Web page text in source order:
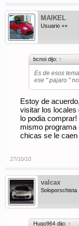
MAIKEL
Usuario ++
bcnoi dijo: ↑
Es de esos
ese " pajaro "
Estoy de
visitar los locales
lo podia
mismo programa
chicas se le
27/10/10
valcax
Soloporschista
Hugo964 dijo: ↑